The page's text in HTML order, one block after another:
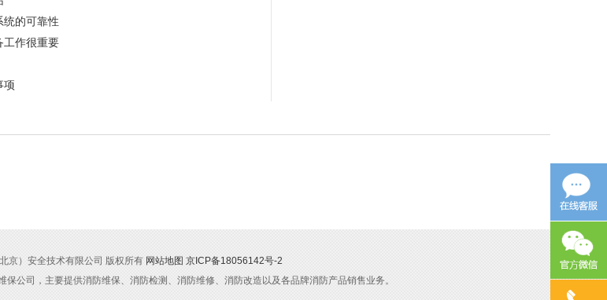
统的可靠性
工作很重要
项
京）安全技术有限公司 版权所有 网站地图 京ICP备18056142号-2
公司，主要提供消防维保、消防检测、消防维修、消防改造以及各品牌消防产品销售业务。